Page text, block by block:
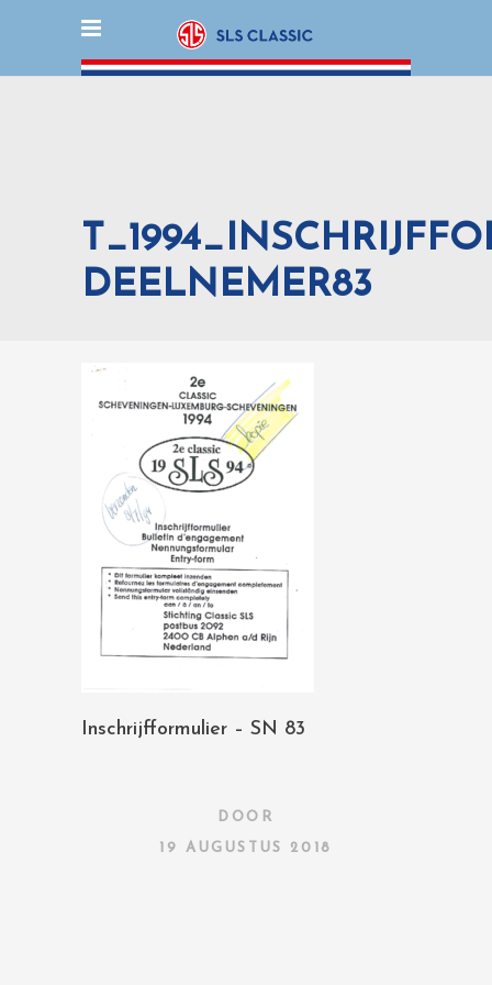
DEELNEMER83
Inschrijfformulier – SN 83
DOOR
19 AUGUSTUS 2018